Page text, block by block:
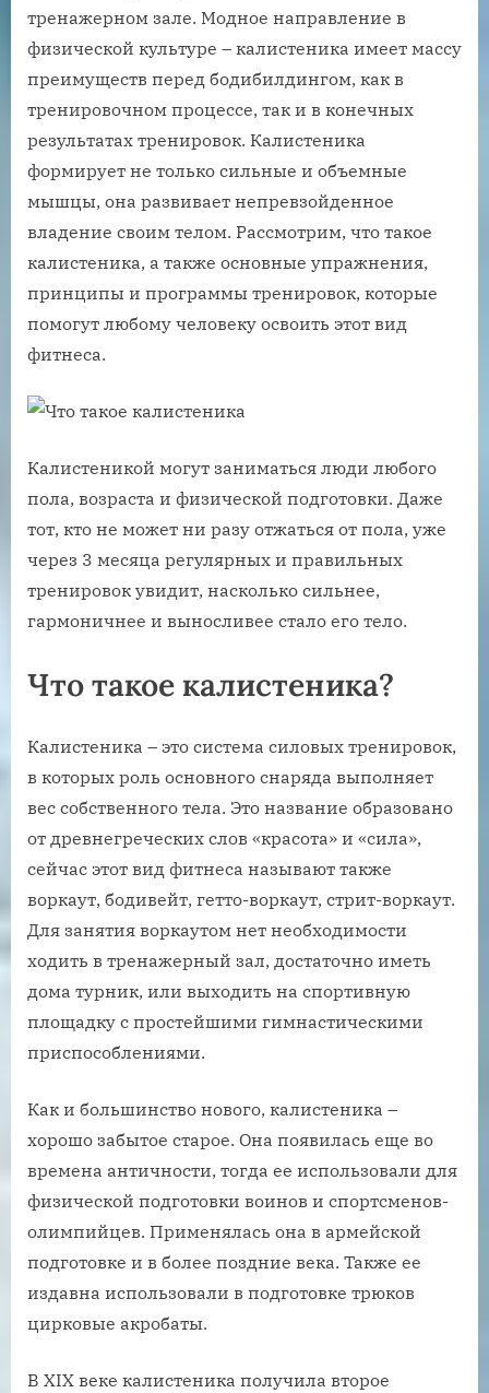
тренажерном зале. Модное направление в
физической культуре – калистеника имеет массу
преимуществ перед бодибилдингом, как в
тренировочном процессе, так и в конечных
результатах тренировок. Калистеника
формирует не только сильные и объемные
мышцы, она развивает непревзойденное
владение своим телом. Рассмотрим, что такое
калистеника, а также основные упражнения,
принципы и программы тренировок, которые
помогут любому человеку освоить этот вид
фитнеса.
Калистеникой могут заниматься люди любого
пола, возраста и физической подготовки. Даже
тот, кто не может ни разу отжаться от пола, уже
через 3 месяца регулярных и правильных
тренировок увидит, насколько сильнее,
гармоничнее и выносливее стало его тело.
Что такое калистеника?
Калистеника – это система силовых тренировок,
в которых роль основного снаряда выполняет
вес собственного тела. Это название образовано
от древнегреческих слов «красота» и «сила»,
сейчас этот вид фитнеса называют также
воркаут, бодивейт, гетто-воркаут, стрит-воркаут.
Для занятия воркаутом нет необходимости
ходить в тренажерный зал, достаточно иметь
дома турник, или выходить на спортивную
площадку с простейшими гимнастическими
приспособлениями.
Как и большинство нового, калистеника –
хорошо забытое старое. Она появилась еще во
времена античности, тогда ее использовали для
физической подготовки воинов и спортсменов-
олимпийцев. Применялась она в армейской
подготовке и в более поздние века. Также ее
издавна использовали в подготовке трюков
цирковые акробаты.
В XIX веке калистеника получила второе